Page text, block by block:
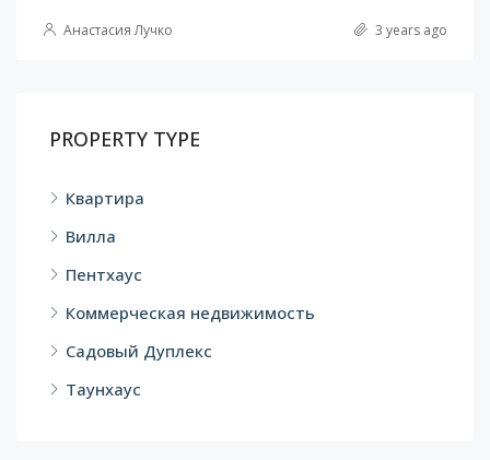
Анастасия Лучко 3 years ago
PROPERTY TYPE
Квартира
Вилла
Пентхаус
Коммерческая недвижимость
Садовый Дуплекс
Таунхаус